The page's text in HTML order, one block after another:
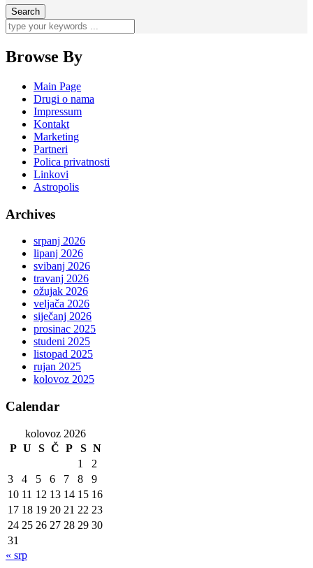
Browse By
Main Page
Drugi o nama
Impressum
Kontakt
Marketing
Partneri
Polica privatnosti
Linkovi
Astropolis
Archives
srpanj 2026
lipanj 2026
svibanj 2026
travanj 2026
ožujak 2026
veljača 2026
siječanj 2026
prosinac 2025
studeni 2025
listopad 2025
rujan 2025
kolovoz 2025
Calendar
kolovoz 2026
P U S Č P S N
1
2
3
4 5 6 7 8
9
10 11 12 13 14 15 16
17 18 19 20 21 22 23
24 25 26 27 28 29 30
31
« srp